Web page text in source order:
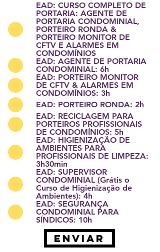
EAD: CURSO COMPLETO DE
PORTARIA: AGENTE DE
PORTARIA CONDOMINIAL,
PORTEIRO RONDA &
PORTEIRO MONITOR DE
CFTV E ALARMES EM
CONDOMÍNIOS
EAD: AGENTE DE PORTARIA
CONDOMINIAL: 6h
EAD: PORTEIRO MONITOR
DE CFTV & ALARMES EM
CONDOMÍNIOS: 3h
EAD: PORTEIRO RONDA: 2h
EAD: RECICLAGEM PARA
PORTEIROS PROFISSIONAIS
DE CONDOMÍNIOS: 5h
EAD: HIGIENIZAÇÃO DE
AMBIENTES PARA
PROFISSIONAIS DE LIMPEZA:
3h30min
EAD: SUPERVISOR
CONDOMINIAL (Grátis o
Curso de Higienização de
Ambientes): 4h
EAD: SEGURANÇA
CONDOMINIAL PARA
SÍNDICOS: 10h
Enviar